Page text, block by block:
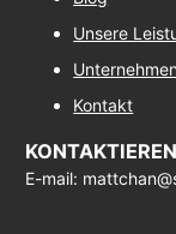
Unsere
Unternehmen
Kontakt
E-mail: